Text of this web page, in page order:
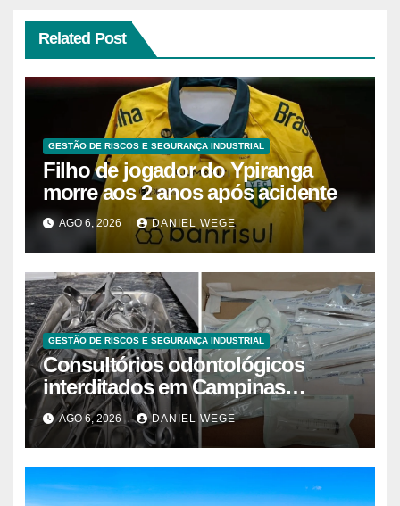
Related Post
GESTÃO DE RISCOS E SEGURANÇA INDUSTRIAL
Filho de jogador do Ypiranga
morre aos 2 anos após acidente
AGO 6, 2026 DANIEL WEGE
GESTÃO DE RISCOS E SEGURANÇA INDUSTRIAL
Consultórios odontológicos
interditados em Campinas
superam 2025
AGO 6, 2026 DANIEL WEGE